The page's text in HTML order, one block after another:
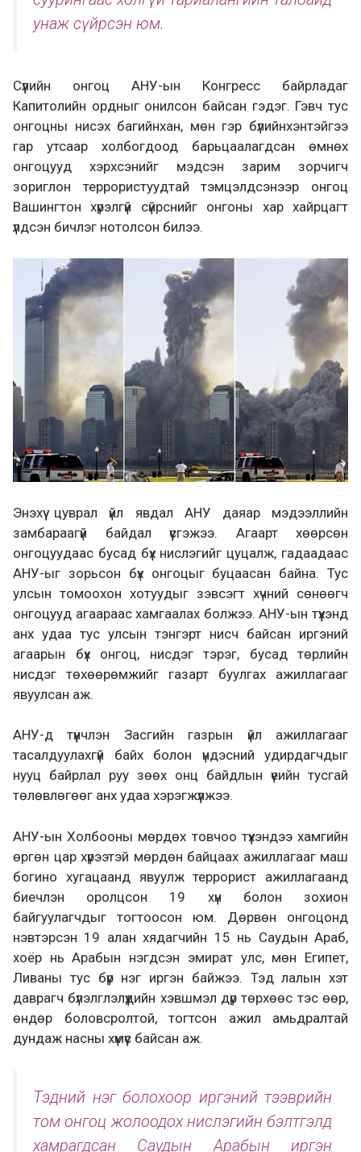
унаж сүйрсэн юм.
Сүүлийн онгоц АНУ-ын Конгресс байрладаг
Капитолийн ордныг онилсон байсан гэдэг. Гэвч тус
онгоцны нисэх багийнхан, мөн гэр бүлийнхэнтэйгээ
гар утсаар холбогдоод барьцаалагдсан өмнөх
онгоцууд хэрхсэнийг мэдсэн зарим зорчигч
зориглон террористуудтай тэмцэлдсэнээр онгоц
Вашингтон хүрэлгүй сүйрснийг онгоны хар хайрцагт
үлдсэн бичлэг нотолсон билээ.
Энэхүү цуврал үйл явдал АНУ даяар мэдээллийн
замбараагүй байдал үүсгэжээ. Агаарт хөөрсөн
онгоцуудаас бусад бүх нислэгийг цуцалж, гадаадаас
АНУ-ыг зорьсон бүх онгоцыг буцаасан байна. Тус
улсын томоохон хотуудыг зэвсэгт хүчний сөнөөгч
онгоцууд агаараас хамгаалах болжээ. АНУ-ын түүхэнд
анх удаа тус улсын тэнгэрт нисч байсан иргэний
агаарын бүх онгоц, нисдэг тэрэг, бусад төрлийн
нисдэг төхөөрөмжийг газарт буулгах ажиллагааг
явуулсан аж.
АНУ-д түүнчлэн Засгийн газрын үйл ажиллагааг
тасалдуулахгүй байх болон үндэсний удирдагчдыг
нууц байрлал руу зөөх онц байдлын үеийн тусгай
төлөвлөгөөг анх удаа хэрэгжүүлжээ.
АНУ-ын Холбооны мөрдөх товчоо түүхэндээ хамгийн
өргөн цар хүрээтэй мөрдөн байцаах ажиллагааг маш
богино хугацаанд явуулж террорист ажиллагаанд
биечлэн оролцсон 19 хүн болон зохион
байгуулагчдыг тогтоосон юм. Дөрвөн онгоцонд
нэвтэрсэн 19 алан хядагчийн 15 нь Саудын Араб,
хоёр нь Арабын нэгдсэн эмират улс, мөн Египет,
Ливаны тус бүр нэг иргэн байжээ. Тэд лалын хэт
даврагч бүлэлглэлүүдийн хэвшмэл дүр төрхөөс тэс өөр,
өндөр боловсролтой, тогтсон ажил амьдралтай
дундаж насны хүмүүс байсан аж.
Тэдний нэг болохоор иргэний тээврийн
том онгоц жолоодох нислэгийн бэлтгэлд
хамрагдсан Саудын Арабын иргэн